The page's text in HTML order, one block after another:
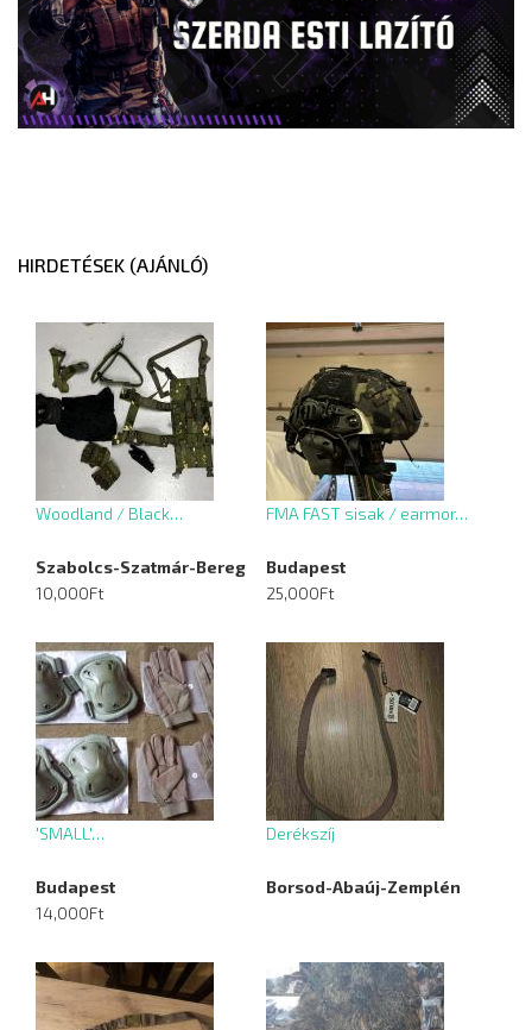
HIRDETÉSEK (AJÁNLÓ)
Woodland / Black…
Szabolcs-Szatmár-Bereg
10,000Ft
FMA FAST sisak / earmor…
Budapest
25,000Ft
'SMALL'…
Budapest
14,000Ft
Derékszíj
Borsod-Abaúj-Zemplén